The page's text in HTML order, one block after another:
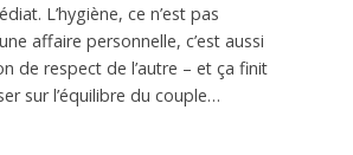
L’hygiène, ce n’est pas
affaire personnelle, c’est aussi
de respect de l’autre – et ça finit
sur l’équilibre du couple…